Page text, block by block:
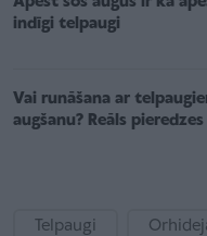
indīgi telpaugi
Vai runāšana ar
augšanu? Reāls
Telpaugi